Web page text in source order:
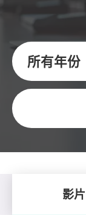
所有年份
關鍵字
影片